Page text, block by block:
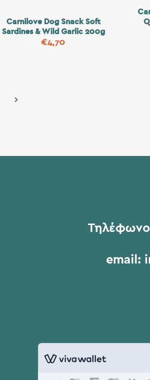
Carnilove Dog Snack Soft
Sardines & Wild Garlic 200g
€4,70
email: